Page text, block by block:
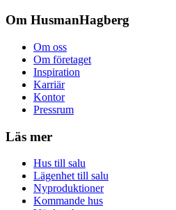
Om HusmanHagberg
Om oss
Om företaget
Inspiration
Karriär
Kontor
Pressrum
Läs mer
Hus till salu
Lägenhet till salu
Nyproduktioner
Kommande hus